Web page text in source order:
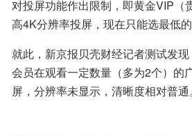
对投屏功能作出限制，即黄金VIP（
高4K分辨率投屏，现在只能选最低的
就此，新京报贝壳财经记者测试发
会员在观看一定数量（多为2个）的
屏，分辨率未显示，清晰度相对普通。